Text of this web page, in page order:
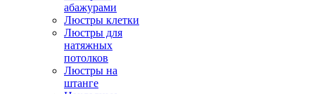
абажурами
Люстры клетки
Люстры для
натяжных
потолков
Люстры на
штанге